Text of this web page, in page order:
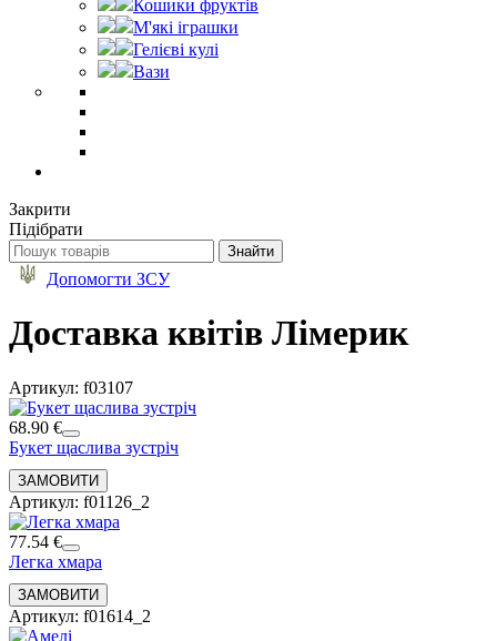
Кошики фруктів
М'які іграшки
Гелієві кулі
Вази
Закрити
Підібрати
Допомогти ЗСУ
Доставка квітів Лімерик
Артикул: f03107
68.90 €
Букет щаслива зустріч
Артикул: f01126_2
77.54 €
Легка хмара
Артикул: f01614_2